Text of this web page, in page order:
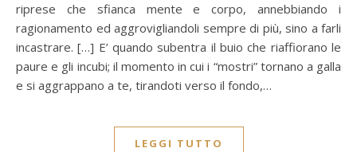
riprese che sfianca mente e corpo, annebbiando i
ragionamento ed aggrovigliandoli sempre di più, sino a farli
incastrare. […] E’ quando subentra il buio che riaffiorano le
paure e gli incubi; il momento in cui i “mostri” tornano a galla
e si aggrappano a te, tirandoti verso il fondo,…
LEGGI TUTTO